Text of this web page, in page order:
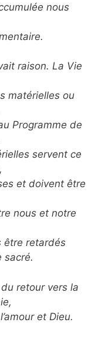
nous
raison. La Vie
matérielles ou
Programme de
servent ce
et doivent être
nous et notre
être retardés
sacré.
retour vers la
et Dieu.